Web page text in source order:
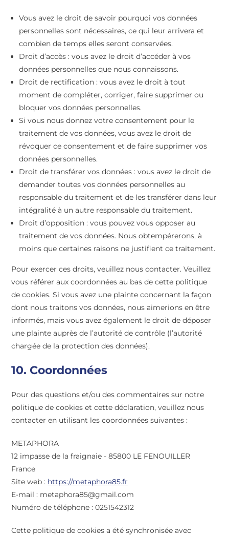
Vous avez le droit de savoir pourquoi vos données
personnelles sont nécessaires, ce qui leur arrivera et
combien de temps elles seront conservées.
Droit d’accès : vous avez le droit d’accéder à vos
données personnelles que nous connaissons.
Droit de rectification : vous avez le droit à tout
moment de compléter, corriger, faire supprimer ou
bloquer vos données personnelles.
Si vous nous donnez votre consentement pour le
traitement de vos données, vous avez le droit de
révoquer ce consentement et de faire supprimer vos
données personnelles.
Droit de transférer vos données : vous avez le droit de
demander toutes vos données personnelles au
responsable du traitement et de les transférer dans leur
intégralité à un autre responsable du traitement.
Droit d’opposition : vous pouvez vous opposer au
traitement de vos données. Nous obtempérerons, à
moins que certaines raisons ne justifient ce traitement.
Pour exercer ces droits, veuillez nous contacter. Veuillez
vous référer aux coordonnées au bas de cette politique
de cookies. Si vous avez une plainte concernant la façon
dont nous traitons vos données, nous aimerions en être
informés, mais vous avez également le droit de déposer
une plainte auprès de l’autorité de contrôle (l’autorité
chargée de la protection des données).
10. Coordonnées
Pour des questions et/ou des commentaires sur notre
politique de cookies et cette déclaration, veuillez nous
contacter en utilisant les coordonnées suivantes :
METAPHORA
12 impasse de la fraignaie - 85800 LE FENOUILLER
France
Site web : https://metaphora85.fr
E-mail : metaphora85@gmail.com
Numéro de téléphone : 0251542312
Cette politique de cookies a été synchronisée avec